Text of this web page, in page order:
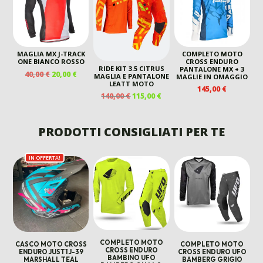
MAGLIA MX J-TRACK
ONE BIANCO ROSSO
40,00€ IL
20,00€IL
ATTUALE
RIDE KIT 3.5 CITRUS
MAGLIA E PANTALONE
LEATT MOTO
140,00€IL
ERA:
140,00 €.
115,00€IL
È:
115,00 €.
COMPLETO MOTO
CROSS ENDURO
PANTALONE MX + 3
MAGLIE IN OMAGGIO
145,00€
PRODOTTI CONSIGLIATI PER TE
IN OFFERTA!
CASCO MOTO CROSS
ENDURO JUST1 J-39
MARSHALL TEAL
COMPLETO MOTO
CROSS ENDURO
BAMBINO UFO
COMPLETO MOTO
CROSS ENDURO UFO
BAMBERG GRIGIO